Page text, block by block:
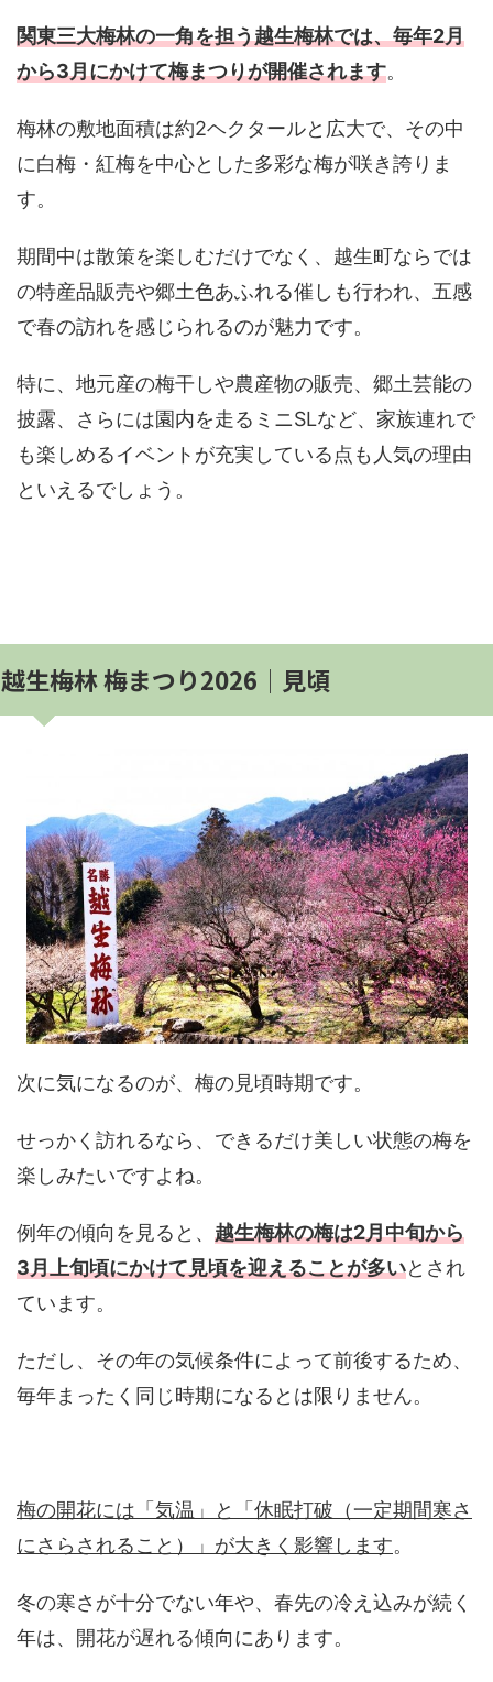
関東三大梅林の一角を担う越生梅林では、毎年2月
から3月にかけて梅まつりが開催されます。
梅林の敷地面積は約2ヘクタールと広大で、その中
に白梅・紅梅を中心とした多彩な梅が咲き誇りま
す。
期間中は散策を楽しむだけでなく、越生町ならでは
の特産品販売や郷土色あふれる催しも行われ、五感
で春の訪れを感じられるのが魅力です。
特に、地元産の梅干しや農産物の販売、郷土芸能の
披露、さらには園内を走るミニSLなど、家族連れで
も楽しめるイベントが充実している点も人気の理由
といえるでしょう。
越生梅林 梅まつり2026│見頃
次に気になるのが、梅の見頃時期です。
せっかく訪れるなら、できるだけ美しい状態の梅を
楽しみたいですよね。
例年の傾向を見ると、 越生梅林の梅は2月中旬から
3月上旬頃にかけて見頃を迎えることが多いとされ
ています。
ただし、その年の気候条件によって前後するため、
毎年まったく同じ時期になるとは限りません。
梅の開花には「気温」と「休眠打破（一定期間寒さ
にさらされること）」が大きく影響します。
冬の寒さが十分でない年や、春先の冷え込みが続く
年は、開花が遅れる傾向にあります。